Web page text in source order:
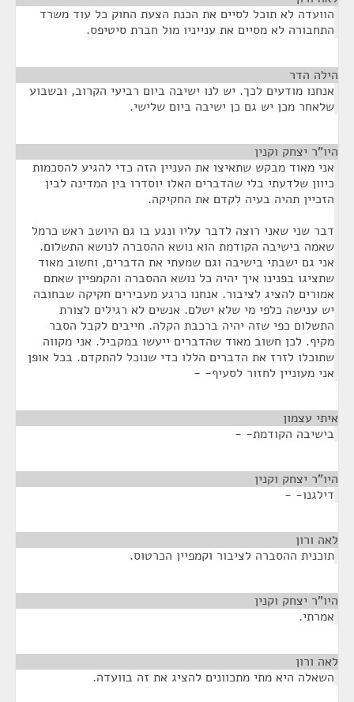
הוועדה לא תוכל לסיים את הכנת הצעת החוק כל עוד משרד
התחבורה לא מסיים את ענייניו מול חברת סיטיפס.
הילה הדר
אנחנו מודעים לכך. יש לנו ישיבה ביום רביעי הקרוב, ובשבוע
שלאחר מכן יש גם כן ישיבה ביום שלישי.
היו"ר יצחק וקנין
אני מאוד מבקש שתאיצו את העניין הזה כדי להגיע להסכמות
כיוון שלדעתי בלי שהדברים האלו יוסדרו בין המדינה לבין
הזכיין תהיה בעיה לקדם את החקיקה.
דבר שני שאני רוצה לדבר עליו ונגע בו גם היושב ראש כרמל
שאמה בישיבה הקודמת הוא נושא ההסברה לנושא התשלום.
אני גם ישבתי בישיבה וגם שמעתי את הדברים, וחשוב מאוד
שתציגו בפנינו איך יהיה כל נושא ההסברה והקמפיין שאתם
אמורים להציג לציבור. אנחנו כרגע מעבירים חקיקה שבחובה
יש ענישה כלפי מי שלא ישלם. אנשים לא רגילים לצורת
התשלום כפי שזה יהיה ברכבת הקלה. חייבים לקבל הסבר
מקיף. לכן חשוב מאוד שהדברים ייעשו במקביל. אני מקווה
שתוכלו לזרז את הדברים הללו כדי שנוכל להתקדם. בכל אופן
אני מעוניין לחזור לסעיף- -
איתי עצמון
בישיבה הקודמת- -
היו"ר יצחק וקנין
דילגנו- -
לאה ורון
תוכנית ההסברה לציבור וקמפיין הכרטוס.
היו"ר יצחק וקנין
אמרתי.
לאה ורון
השאלה היא מתי מתכוונים להציג את זה בוועדה.